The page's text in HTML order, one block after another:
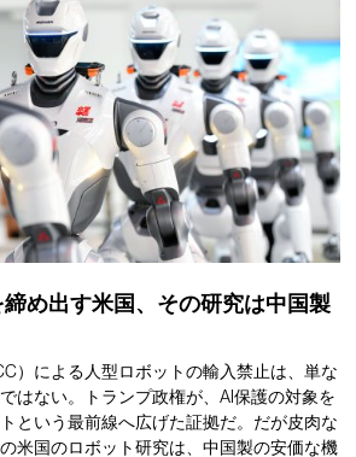
め出す米国、その研究は中国製
）による人型ロボットの輸入禁止は、単な
はない。トランプ政権が、AI保護の対象を
という最前線へ広げた証拠だ。だが皮肉な
米国のロボット研究は、中国製の安価な機